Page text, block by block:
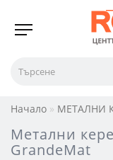
Начало МЕТАЛНИ
Метални
GrandeMat